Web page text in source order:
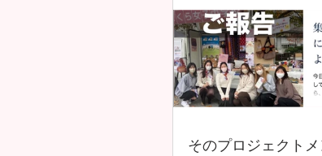
そのプロジェクト